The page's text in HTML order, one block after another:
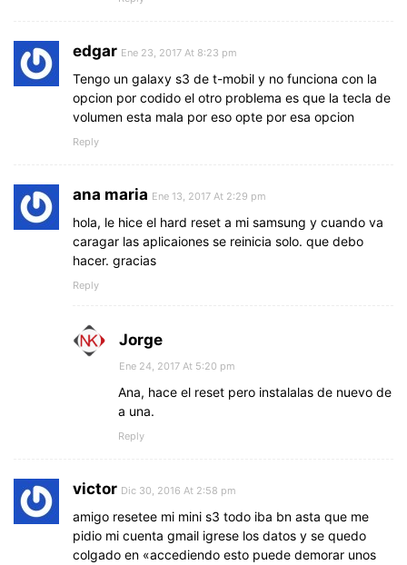
edgar Ene 23, 2017 At 8:23 pm
Tengo un galaxy s3 de t-mobil y no funciona con la
opcion por codido el otro problema es que la tecla de
volumen esta mala por eso opte por esa opcion
Reply
ana maria Ene 13, 2017 At 2:29 pm
hola, le hice el hard reset a mi samsung y cuando va
caragar las aplicaiones se reinicia solo. que debo
hacer. gracias
Reply
Jorge
Ene 24, 2017 At 5:20 pm
Ana, hace el reset pero instalalas de nuevo de
a una.
Reply
victor Dic 30, 2016 At 2:58 pm
amigo resetee mi mini s3 todo iba bn asta que me
pidio mi cuenta gmail igrese los datos y se quedo
colgado en «accediendo esto puede demorar unos